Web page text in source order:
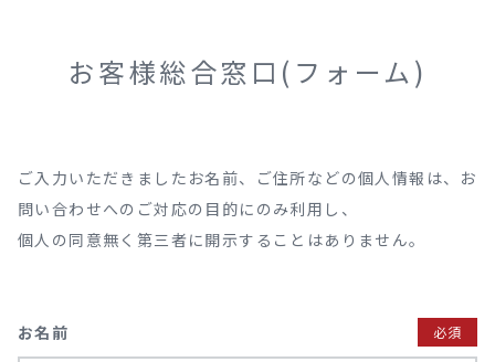
お客様総合窓口(フォーム)
ご入力いただきましたお名前、ご住所などの個人情報は、お
問い合わせへのご対応の目的にのみ利用し、
個人の同意無く第三者に開示することはありません。
お名前 必須